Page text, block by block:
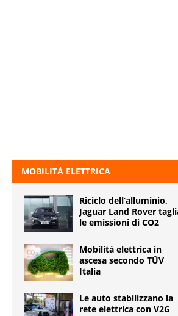
MOBILITÀ ELETTRICA
Riciclo dell’alluminio,
Jaguar Land Rover
le emissioni di CO2
Mobilità elettrica in
ascesa secondo TÜV
Italia
Le auto stabilizzano la
rete elettrica con V2G